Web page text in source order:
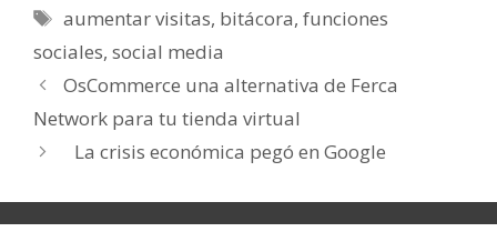
Etiquetas
aumentar visitas, bitácora,funciones
sociales, social media
OsCommerce una alternativa de Ferca
Network para tu tienda virtual
La crisis económica pegó en Google